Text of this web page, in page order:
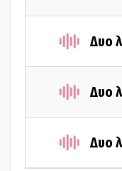
Δυο
Δυο
Δυο